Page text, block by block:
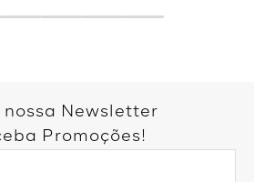
nossa Newsletter
Promoções!